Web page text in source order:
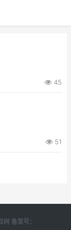
45
51
备案号：